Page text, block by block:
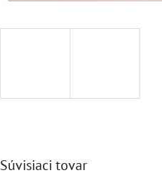
Súvisiaci tovar